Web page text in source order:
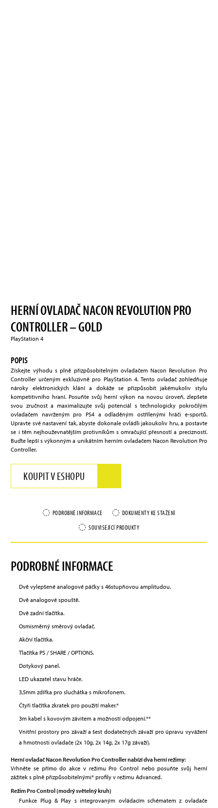
HERNÍ OVLADAČ NACON REVOLUTION PRO
CONTROLLER – GOLD
PlayStation 4
POPIS
Získejte výhodu s plně přizpůsobitelným ovladačem Nacon Revolution Pro
Controller určeným exkluzivně pro PlayStation 4. Tento ovladač zohledňuje
nároky elektronických klání a dokáže se přizpůsobit jakémukoliv stylu
kompetitivního hraní. Posuňte svůj herní výkon na novou úroveň, zlepšete
svou zručnost a maximalizujte svůj potenciál s technologicky pokročilým
ovladačem navrženým pro PS4 a odladěným ostřílenými hráči e-sportů.
Upravte své nastavení tak, abyste dokonale ovládli jakoukoliv hru, a postavte
se i těm nejhouževnatějším protivníkům s omračující přesností a precizností.
Buďte lepší s výkonným a unikátním herním ovladačem Nacon Revolution Pro
Controller.
KOUPIT V ESHOPU
PODROBNÉ INFORMACE
DOKUMENTY KE STAŽENÍ
SOUVISEJÍCÍ PRODUKTY
PODROBNÉ INFORMACE
Dvě vylepšené analogové páčky s 46stupňovou amplitudou.
Dvě analogové spouště.
Dvě zadní tlačítka.
Osmisměrný směrový ovladač.
Akční tlačítka.
Tlačítka PS / SHARE / OPTIONS.
Dotykový panel.
LED ukazatel stavu hráče.
3,5mm zdířka pro sluchátka s mikrofonem.
Čtyři tlačítka zkratek pro použití maker.*
3m kabel s kovovým závitem a možností odpojení.**
Vnitřní prostory pro závaží a šest dodatečných závaží pro úpravu vyvážení
a hmotnosti ovladače (2x 10g, 2x 14g, 2x 17g závaží).
Herní ovladač Nacon Revolution Pro Controller nabízí dva herní režimy:
Vrhněte se přímo do akce v režimu Pro Control nebo posuňte svůj herní
zážitek s plně přizpůsobitelnými* profily v režimu Advanced.
Režim Pro Control (modrý světelný kruh)
Funkce Plug & Play s integrovaným ovládacím schématem z ovladače